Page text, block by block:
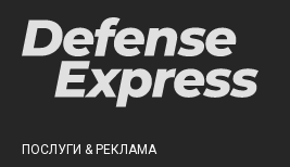
ПОСЛУГИ & РЕКЛАМА